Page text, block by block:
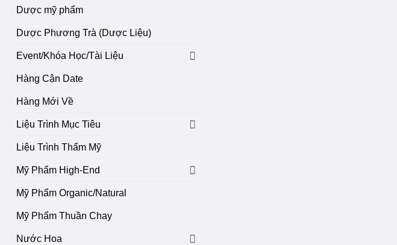
Dược mỹ phẩm
Dược Phương Trà (Dược Liệu)
Event/Khóa Học/Tài Liệu
Hàng Cận Date
Hàng Mới Về
Liệu Trình Mục Tiêu
Liệu Trình Thẩm Mỹ
Mỹ Phẩm High-End
Mỹ Phẩm Organic/Natural
Mỹ Phẩm Thuần Chay
Nước Hoa